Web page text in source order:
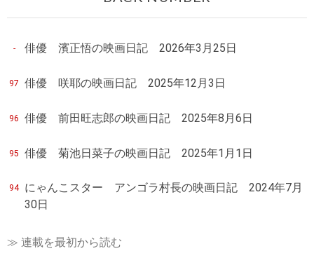
- 俳優 濱正悟の映画日記 2026年3月25日
97 俳優 咲耶の映画日記 2025年12月3日
96 俳優 前田旺志郎の映画日記 2025年8月6日
95 俳優 菊池日菜子の映画日記 2025年1月1日
94
にゃんこスター アンゴラ村長の映画日記 2024年7月
30日
≫ 連載を最初から読む